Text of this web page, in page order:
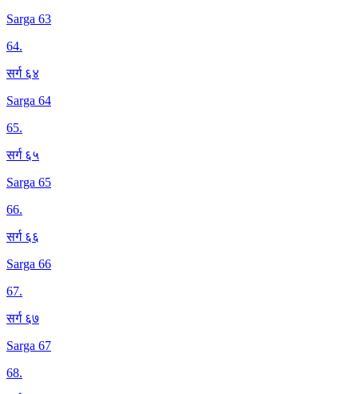
Sarga 63
64.
सर्ग ६४
Sarga 64
65.
सर्ग ६५
Sarga 65
66.
सर्ग ६६
Sarga 66
67.
सर्ग ६७
Sarga 67
68.